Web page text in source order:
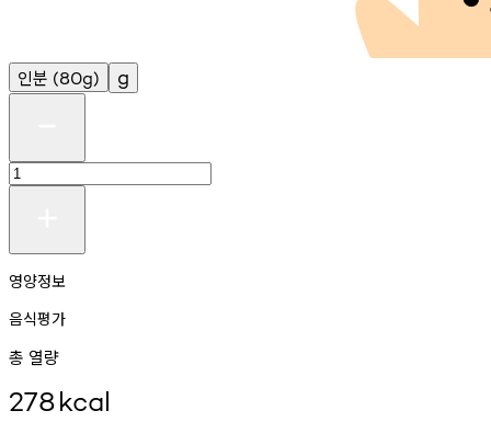
인분 (80g) g
영양정보
음식평가
총 열량
278kcal